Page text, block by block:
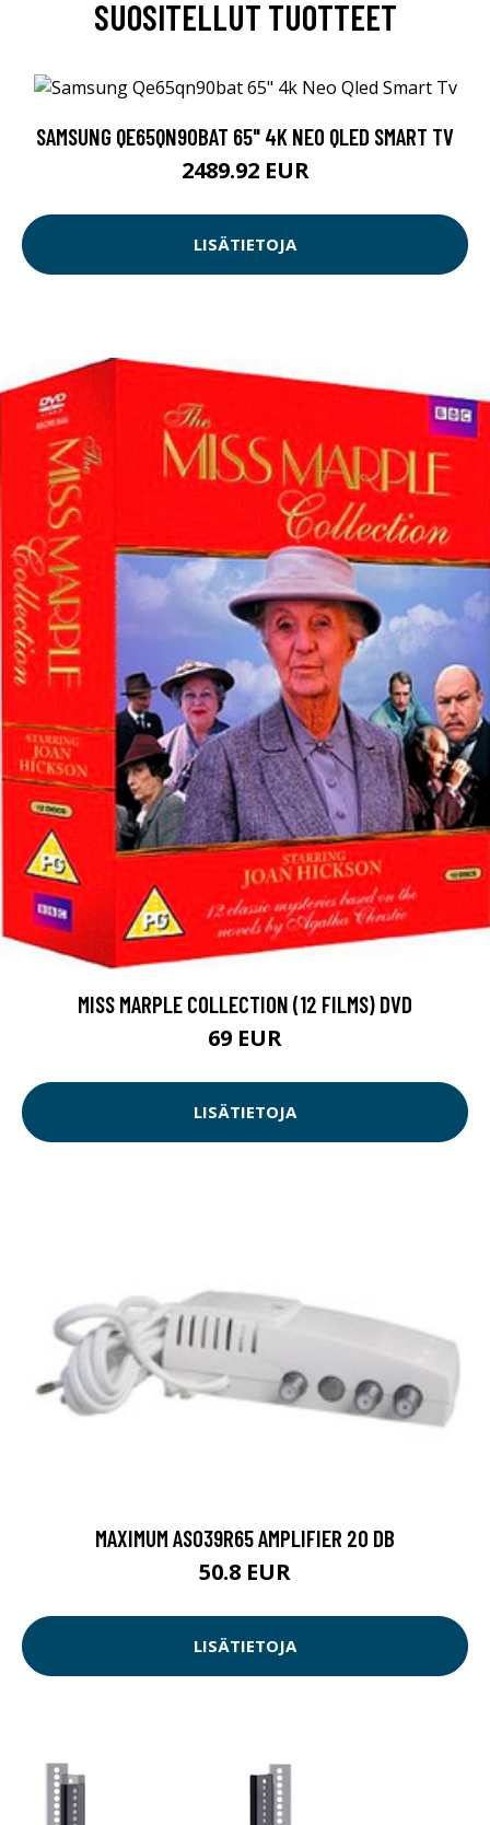
SUOSITELLUT TUOTTEET
SAMSUNG QE65QN90BAT 65" 4K NEO QLED SMART TV
2489.92 EUR
LISÄTIETOJA
MISS MARPLE COLLECTION (12 FILMS) DVD
69 EUR
LISÄTIETOJA
MAXIMUM AS039R65 AMPLIFIER 20 DB
50.8 EUR
LISÄTIETOJA